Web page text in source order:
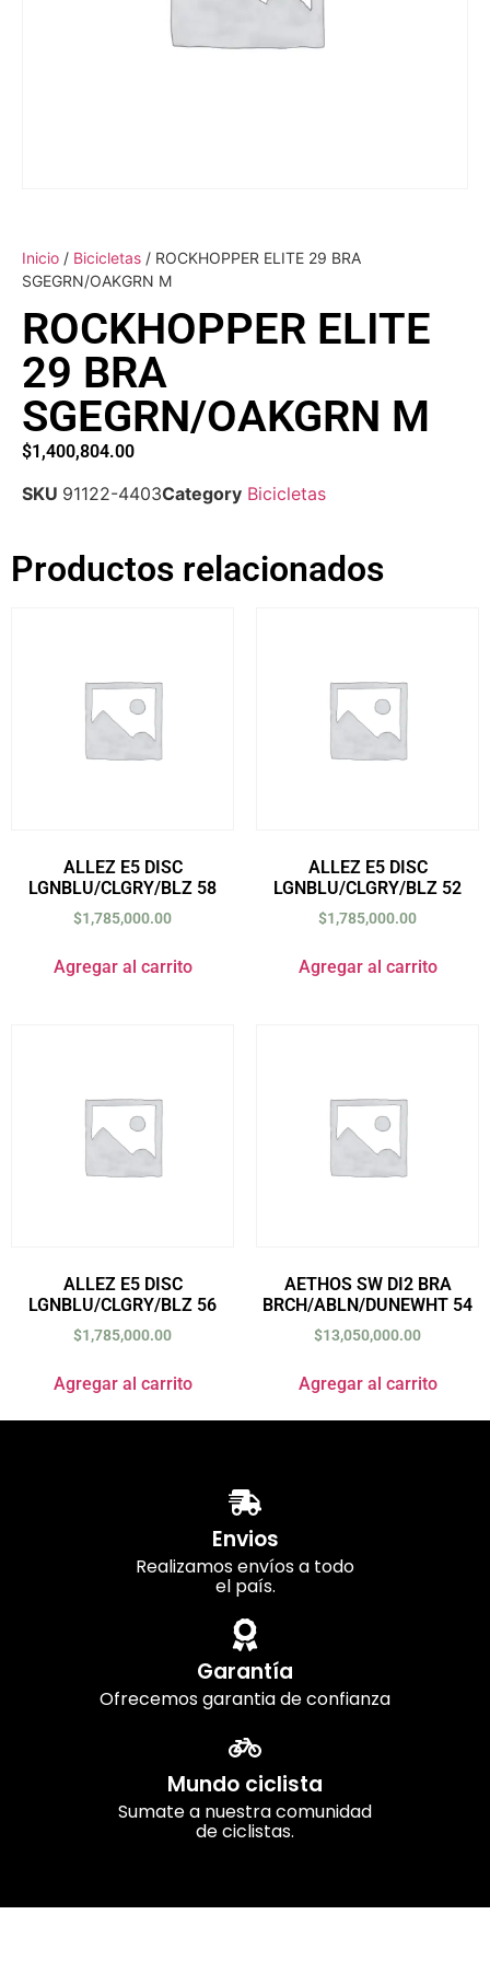
Inicio / Bicicletas / ROCKHOPPER ELITE 29 BRA
SGEGRN/OAKGRN M
ROCKHOPPER ELITE
29 BRA
SGEGRN/OAKGRN M
$1,400,804.00
SKU 91122-4403Category Bicicletas
Productos relacionados
ALLEZ E5 DISC
LGNBLU/CLGRY/BLZ 58
$1,785,000.00
Agregar al carrito
ALLEZ E5 DISC
LGNBLU/CLGRY/BLZ 52
$1,785,000.00
Agregar al carrito
ALLEZ E5 DISC
LGNBLU/CLGRY/BLZ 56
$1,785,000.00
Agregar al carrito
AETHOS SW DI2 BRA
BRCH/ABLN/DUNEWHT 54
$13,050,000.00
Agregar al carrito
Envios
Realizamos envíos a todo
el país.
Garantía
Ofrecemos garantia de confianza
Mundo ciclista
Sumate a nuestra comunidad
de ciclistas.